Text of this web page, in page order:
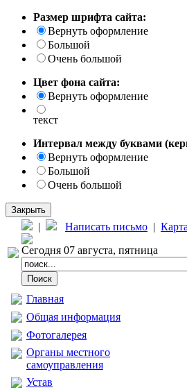
Размер шрифта сайта:
Вернуть оформление
Большой
Очень большой
Цвет фона сайта:
Вернуть оформление
текст
Интервал между буквами
Вернуть оформление
Большой
Очень большой
Закрыть
| Написать письмо |
Сегодня 07 августа, пятница
Главная
Общая информация
Фотогалерея
Органы местного
самоуправления
Устав